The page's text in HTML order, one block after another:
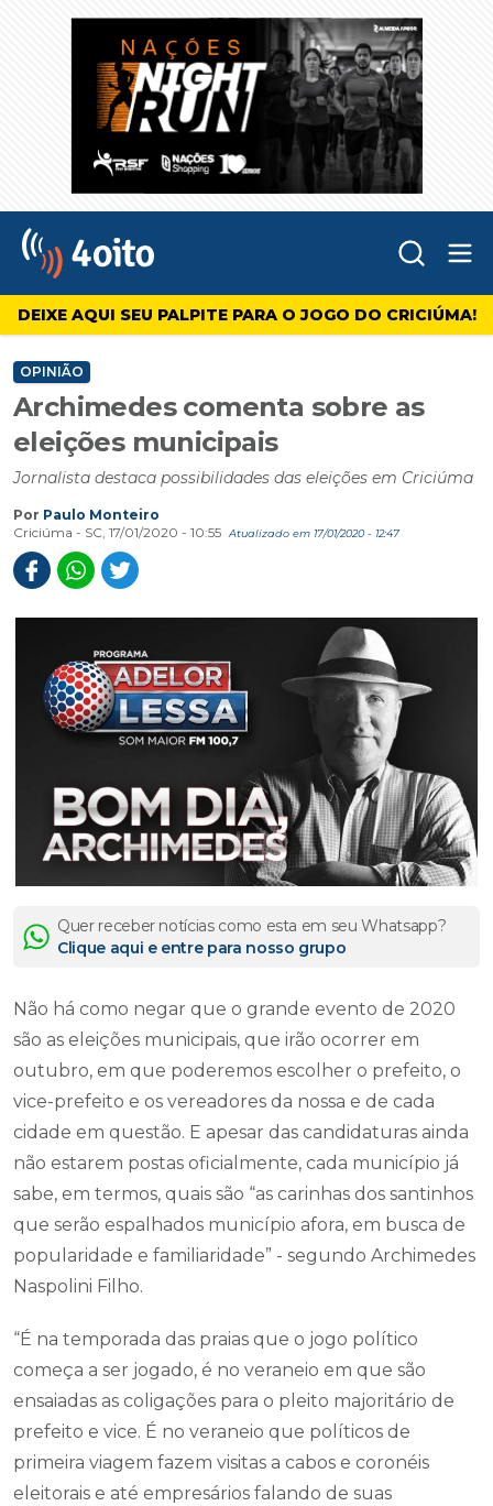
4oito
DEIXE AQUI SEU PALPITE PARA O JOGO DO CRICIÚMA!
OPINIÃO
Archimedes comenta sobre as
eleições municipais
Jornalista destaca possibilidades das eleições em Criciúma
Por Paulo Monteiro
Criciúma - SC, 17/01/2020 - 10:55
Atualizado em 17/01/2020 - 12:47
Quer receber notícias como esta em seu Whatsapp?
Clique aqui e entre para nosso grupo
Não há como negar que o grande evento de 2020
são as eleições municipais, que irão ocorrer em
outubro, em que poderemos escolher o prefeito, o
vice-prefeito e os vereadores da nossa e de cada
cidade em questão. E apesar das candidaturas ainda
não estarem postas oficialmente, cada município já
sabe, em termos, quais são “as carinhas dos santinhos
que serão espalhados município afora, em busca de
popularidade e familiaridade” - segundo Archimedes
Naspolini Filho.
“É na temporada das praias que o jogo político
começa a ser jogado, é no veraneio em que são
ensaiadas as coligações para o pleito majoritário de
prefeito e vice. É no veraneio que políticos de
primeira viagem fazem visitas a cabos e coronéis
eleitorais e até empresários falando de suas